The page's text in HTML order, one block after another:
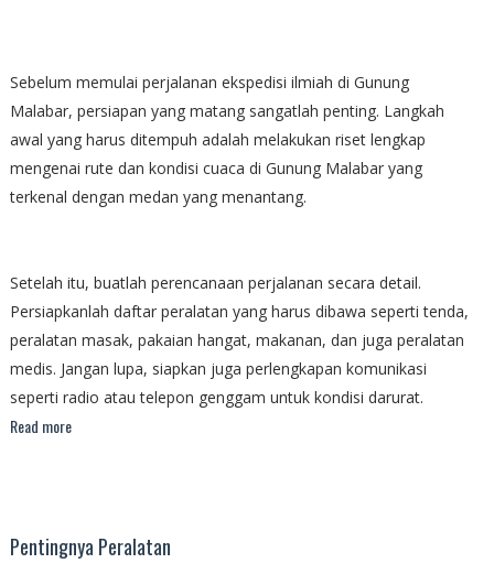
Sebelum memulai perjalanan ekspedisi ilmiah di Gunung
Malabar, persiapan yang matang sangatlah penting. Langkah
awal yang harus ditempuh adalah melakukan riset lengkap
mengenai rute dan kondisi cuaca di Gunung Malabar yang
terkenal dengan medan yang menantang.
Setelah itu, buatlah perencanaan perjalanan secara detail.
Persiapkanlah daftar peralatan yang harus dibawa seperti tenda,
peralatan masak, pakaian hangat, makanan, dan juga peralatan
medis. Jangan lupa, siapkan juga perlengkapan komunikasi
seperti radio atau telepon genggam untuk kondisi darurat.
Read more
Pentingnya Peralatan